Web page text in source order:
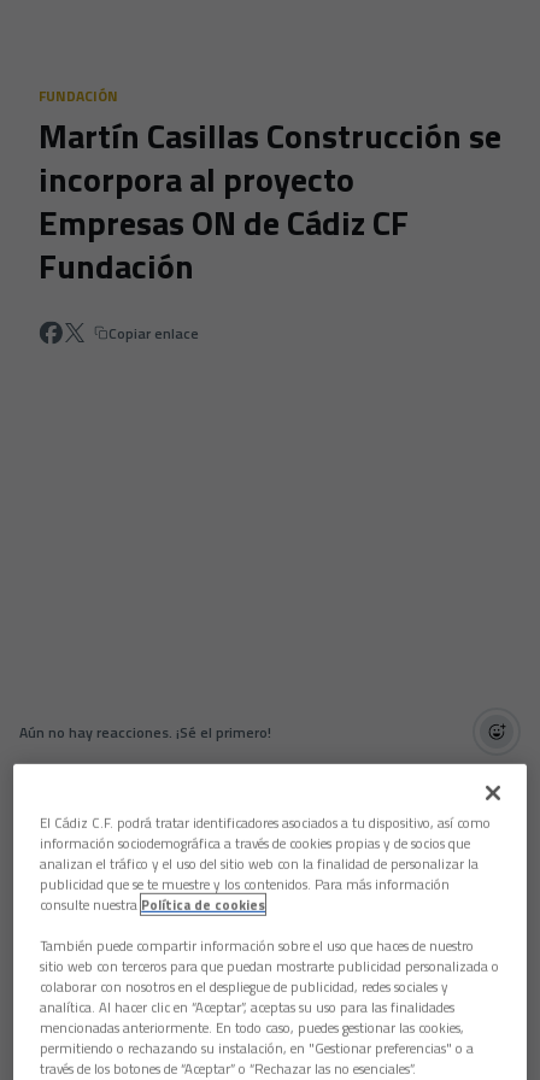
FUNDACIÓN
Martín Casillas Construcción se
incorpora al proyecto
Empresas ON de Cádiz CF
Fundación
Copiar enlace
Aún no hay reacciones. ¡Sé el primero!
Martín Casillas Construcción se incorpora como nuevo
mundo, la red de compañías que colaboran con Cádiz CF
Fundación para impulsar el compromiso social a través del
fútbol.
Con esta adhesión, Empresas ON amplía el grupo de
entidades que ya apoyan la iniciativa entre ellas TopGame,
Frutas y Verduras Ildefonso, Sánchez Casas Administración
de Fincas, Inelsa Zener, Petaca Chico, La Pedriza, Bounce
Jump, Santa Catrina, Chichos SL Recuperaciones, Librería La
Maga, Hormigones Mar de Chiclana, todas ellasunidas por la
misión de transformar comunidades, generar empleo y
El Cádiz C.F. podrá tratar identificadores asociados a tu dispositivo, así como
información sociodemográfica a través de cookies propias y de socios que
analizan el tráfico y el uso del sitio web con la finalidad de personalizar la
publicidad que se te muestre y los contenidos. Para más información
consulte nuestra Política de cookies
También puede compartir información sobre el uso que haces de nuestro
sitio web con terceros para que puedan mostrarte publicidad personalizada o
colaborar con nosotros en el despliegue de publicidad, redes sociales y
analítica. Al hacer clic en “Aceptar”, aceptas su uso para las finalidades
mencionadas anteriormente. En todo caso, puedes gestionar las cookies,
permitiendo o rechazando su instalación, en "Gestionar preferencias" o a
través de los botones de “Aceptar” o “Rechazar las no esenciales”.